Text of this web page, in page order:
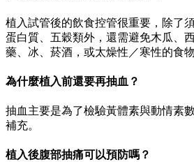
植入試管後的飲食控管很重要，除了
蛋白質、五穀類外，還需避免木瓜、
藥、冰、菸酒，或太燥性／寒性的食
為什麼植入前還要再抽血？
抽血主要是為了檢驗黃體素與動情素
補充。
植入後腹部抽痛可以預防嗎？